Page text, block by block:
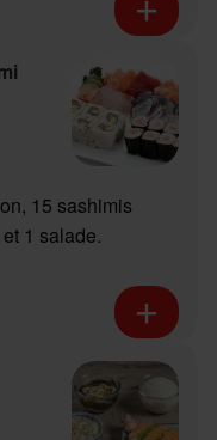
15 sashimis
1 salade.